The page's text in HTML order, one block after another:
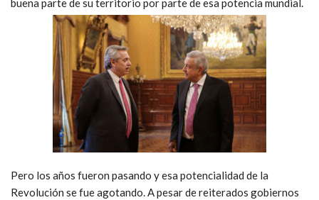
Pero los años fueron pasando y esa potencialidad de la
Revolución se fue agotando. A pesar de reiterados gobiernos